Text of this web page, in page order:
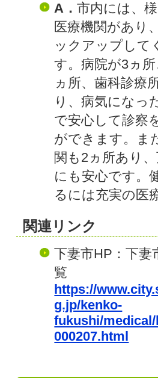
A．市内には、
医療機関があり
ックアップして
す。病院が3ヵ
ヵ所、歯科診療
り、病気になっ
で安心して診察
ができます。ま
関も2ヵ所あり
にも安心です。
るには充実の医
関連リンク
下妻市HP：下妻
覧
https://
g.jp/kenko-
fukushi/
000207.html